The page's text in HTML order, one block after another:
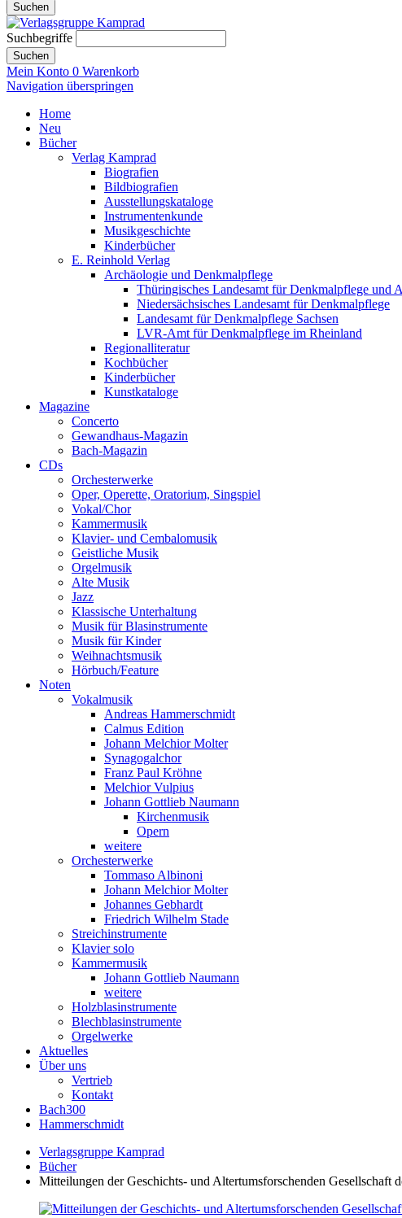
Suchen
Suchbegriffe
Suchen
Mein Konto 0 Warenkorb
Navigation überspringen
Home
Neu
Bücher
Verlag Kamprad
Biografien
Bildbiografien
Ausstellungskataloge
Instrumentenkunde
Musikgeschichte
Kinderbücher
E. Reinhold Verlag
Archäologie und Denkmalpflege
Thüringisches Landesamt für Denkmalpflege und
Niedersächsisches Landesamt für Denkmalpflege
Landesamt für Denkmalpflege Sachsen
LVR-Amt für Denkmalpflege im Rheinland
Regionalliteratur
Kochbücher
Kinderbücher
Kunstkataloge
Magazine
Concerto
Gewandhaus-Magazin
Bach-Magazin
CDs
Orchesterwerke
Oper, Operette, Oratorium, Singspiel
Vokal/Chor
Kammermusik
Klavier- und Cembalomusik
Geistliche Musik
Orgelmusik
Alte Musik
Jazz
Klassische Unterhaltung
Musik für Blasinstrumente
Musik für Kinder
Weihnachtsmusik
Hörbuch/Feature
Noten
Vokalmusik
Andreas Hammerschmidt
Calmus Edition
Johann Melchior Molter
Synagogalchor
Franz Paul Kröhne
Melchior Vulpius
Johann Gottlieb Naumann
Kirchenmusik
Opern
weitere
Orchesterwerke
Tommaso Albinoni
Johann Melchior Molter
Johannes Gebhardt
Friedrich Wilhelm Stade
Streichinstrumente
Klavier solo
Kammermusik
Johann Gottlieb Naumann
weitere
Holzblasinstrumente
Blechblasinstrumente
Orgelwerke
Aktuelles
Über uns
Vertrieb
Kontakt
Bach300
Hammerschmidt
Verlagsgruppe Kamprad
Bücher
Mitteilungen der Geschichts- und Altertumsforschenden Gesellschaft